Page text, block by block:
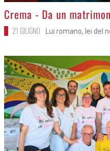
>